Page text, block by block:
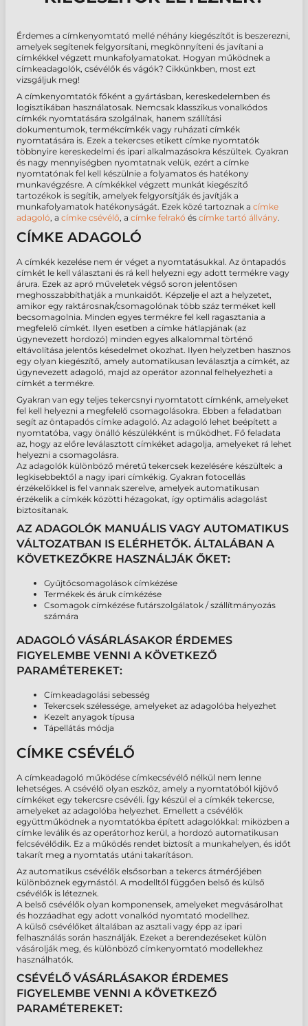
Érdemes a címkenyomtató mellé néhány kiegészítőt is beszerezni,
amelyek segítenek felgyorsítani, megkönnyíteni és javítani a
címkékkel végzett munkafolyamatokat. Hogyan működnek a
címkeadagolók, csévélők és vágók? Cikkünkben, most ezt
vizsgáljuk meg!
A címkenyomtatók főként a gyártásban, kereskedelemben és
logisztikában használatosak. Nemcsak klasszikus vonalkódos
címkék nyomtatására szolgálnak, hanem szállítási
dokumentumok, termékcímkék vagy ruházati címkék
nyomtatására is. Ezek a tekercses etikett címke nyomtatók
többnyire kereskedelmi és ipari alkalmazásokra készültek. Gyakran
és nagy mennyiségben nyomtatnak velük, ezért a címke
nyomtatónak fel kell készülnie a folyamatos és hatékony
munkavégzésre. A címkékkel végzett munkát kiegészítő
tartozékok is segítik, amelyek felgyorsítják és javítják a
munkafolyamatok hatékonyságát. Ezek közé tartoznak a címke
adagoló, a címke csévélő, a címke felrakó és címke tartó állvány.
CÍMKE ADAGOLÓ
A címkék kezelése nem ér véget a nyomtatásukkal. Az öntapadós
címkét le kell választani és rá kell helyezni egy adott termékre vagy
árura. Ezek az apró műveletek végső soron jelentősen
meghosszabbíthatják a munkaidőt. Képzelje el azt a helyzetet,
amikor egy raktárosnak/csomagolónak több száz terméket kell
becsomagolnia. Minden egyes termékre fel kell ragasztania a
megfelelő címkét. Ilyen esetben a címke hátlapjának (az
úgynevezett hordozó) minden egyes alkalommal történő
eltávolítása jelentős késedelmet okozhat. Ilyen helyzetben hasznos
egy olyan kiegészítő, amely automatikusan leválasztja a címkét, az
úgynevezett adagoló, majd az operátor azonnal felhelyezheti a
címkét a termékre.
Gyakran van egy teljes tekercsnyi nyomtatott címkénk, amelyeket
fel kell helyezni a megfelelő csomagolásokra. Ebben a feladatban
segít az öntapadós címke adagoló. Az adagoló lehet beépített a
nyomtatóba, vagy önálló készülékként is működhet. Fő feladata
az, hogy az előre leválasztott címkéket adagolja, amelyeket rá lehet
helyezni a csomagolásra.
Az adagolók különböző méretű tekercsek kezelésére készültek: a
legkisebbektől a nagy ipari címkékig. Gyakran fotocellás
érzékelőkkel is fel vannak szerelve, amelyek automatikusan
érzékelik a címkék közötti hézagokat, így optimális adagolást
biztosítanak.
AZ ADAGOLÓK MANUÁLIS VAGY AUTOMATIKUS
VÁLTOZATBAN IS ELÉRHETŐK. ÁLTALÁBAN A
KÖVETKEZŐKRE HASZNÁLJÁK ŐKET:
Gyűjtőcsomagolások címkézése
Termékek és áruk címkézése
Csomagok címkézése futárszolgálatok / szállítmányozás
számára
ADAGOLÓ VÁSÁRLÁSAKOR ÉRDEMES
FIGYELEMBE VENNI A KÖVETKEZŐ
PARAMÉTEREKET:
Címkeadagolási sebesség
Tekercsek szélessége, amelyeket az adagolóba helyezhet
Kezelt anyagok típusa
Tápellátás módja
CÍMKE CSÉVÉLŐ
A címkeadagoló működése címkecsévélő nélkül nem lenne
lehetséges. A csévélő olyan eszköz, amely a nyomtatóból kijövő
címkéket egy tekercsre csévéli. Így készül el a címkék tekercse,
amelyeket az adagolóba helyezhet. Emellett a csévélők
együttműködnek a nyomtatókba épített adagolókkal: miközben a
címke leválik és az operátorhoz kerül, a hordozó automatikusan
felcsévélődik. Ez a működés rendet biztosít a munkahelyen, és időt
takarít meg a nyomtatás utáni takarításon.
Az automatikus csévélők elsősorban a tekercs átmérőjében
különböznek egymástól. A modelltől függően belső és külső
csévélők is léteznek.
A belső csévélők olyan komponensek, amelyeket megvásárolhat
és hozzáadhat egy adott vonalkód nyomtató modellhez.
A külső csévélőket általában az asztali vagy épp az ipari
felhasználás során használják. Ezeket a berendezéseket külön
vásárolják meg, és különböző címkenyomtató modellekhez
használhatók.
CSÉVÉLŐ VÁSÁRLÁSAKOR ÉRDEMES
FIGYELEMBE VENNI A KÖVETKEZŐ
PARAMÉTEREKET: